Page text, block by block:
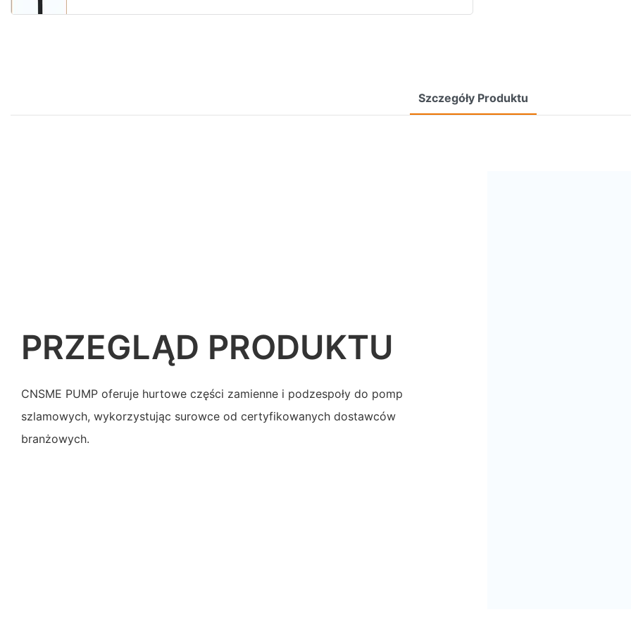
Szczegóły Produktu
PRZEGLĄD PRODUKTU
CNSME PUMP oferuje hurtowe części zamienne i podzespoły do ​​pomp
szlamowych, wykorzystując surowce od certyfikowanych dostawców
branżowych.